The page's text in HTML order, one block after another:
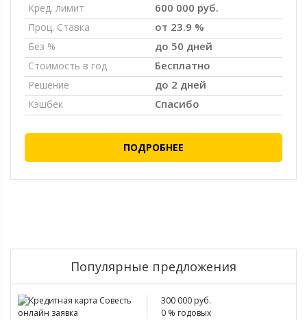
Кред. лимит 600 000 руб.
Проц. Ставка от 23.9 %
Без % до 50 дней
Стоимость в год Бесплатно
Решение до 2 дней
Кэшбек Спасибо
ПОДРОБНЕЕ
Популярные предложения
300 000 руб.
0 % годовых